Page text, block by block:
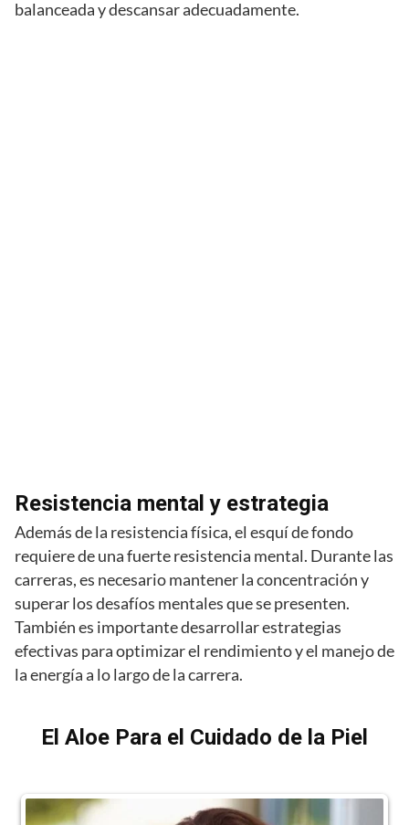
balanceada y descansar adecuadamente.
Resistencia mental y estrategia
Además de la resistencia física, el esquí de fondo
requiere de una fuerte resistencia mental. Durante las
carreras, es necesario mantener la concentración y
superar los desafíos mentales que se presenten.
También es importante desarrollar estrategias
efectivas para optimizar el rendimiento y el manejo de
la energía a lo largo de la carrera.
El Aloe Para el Cuidado de la Piel